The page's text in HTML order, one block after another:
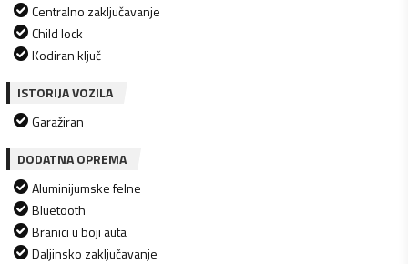
Centralno zaključavanje
Child lock
Kodiran ključ
ISTORIJA VOZILA
Garažiran
DODATNA OPREMA
Aluminijumske felne
Bluetooth
Branici u boji auta
Daljinsko zaključavanje